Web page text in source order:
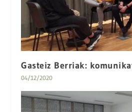
Gasteiz Berriak:
04/12/2020